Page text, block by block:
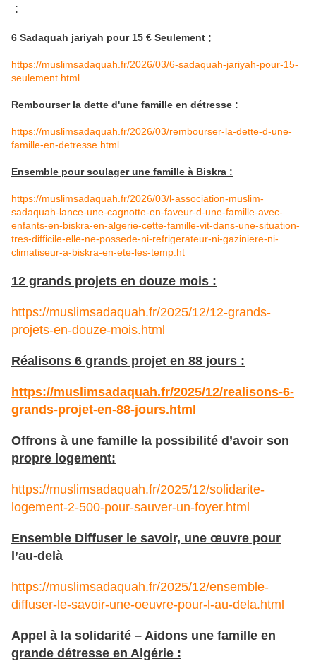
:
6 Sadaquah jariyah pour 15 € Seulement ;
https://muslimsadaquah.fr/2026/03/6-sadaquah-jariyah-pour-15-
seulement.html
Rembourser la dette d'une famille en détresse :
https://muslimsadaquah.fr/2026/03/rembourser-la-dette-d-une-
famille-en-detresse.html
Ensemble pour soulager une famille à Biskra :
https://muslimsadaquah.fr/2026/03/l-association-muslim-
sadaquah-lance-une-cagnotte-en-faveur-d-une-famille-avec-
enfants-en-biskra-en-algerie-cette-famille-vit-dans-une-situation-
tres-difficile-elle-ne-possede-ni-refrigerateur-ni-gaziniere-ni-
climatiseur-a-biskra-en-ete-les-temp.ht
12 grands projets en douze mois :
https://muslimsadaquah.fr/2025/12/12-grands-
projets-en-douze-mois.html
Réalisons 6 grands projet en 88 jours :
https://muslimsadaquah.fr/2025/12/realisons-6-
grands-projet-en-88-jours.html
Offrons à une famille la possibilité d’avoir son
propre logement:
https://muslimsadaquah.fr/2025/12/solidarite-
logement-2-500-pour-sauver-un-foyer.html
Ensemble Diffuser le savoir, une œuvre pour
l’au-delà
https://muslimsadaquah.fr/2025/12/ensemble-
diffuser-le-savoir-une-oeuvre-pour-l-au-dela.html
Appel à la solidarité – Aidons une famille en
grande détresse en Algérie :